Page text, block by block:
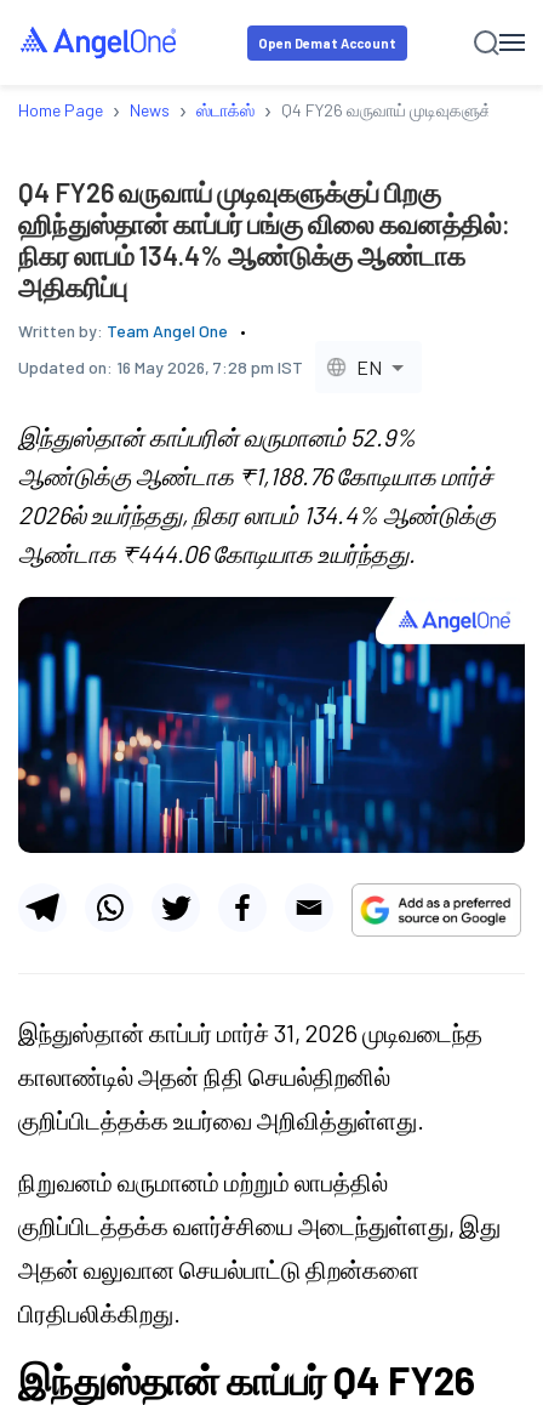
Open Demat Account
Home Page › News › ஸ்டாக்ஸ் › Q4 FY26 வருவாய் முடிவுகளுக்குப்
Q4 FY26 வருவாய் முடிவுகளுக்குப் பிறகு
ஹிந்துஸ்தான் காப்பர் பங்கு விலை கவனத்தில்:
நிகர லாபம் 134.4% ஆண்டுக்கு ஆண்டாக
அதிகரிப்பு
Written by: Team Angel One
Updated on: 16 May 2026, 7:28 pm IST EN
இந்துஸ்தான் காப்பரின் வருமானம் 52.9%
ஆண்டுக்கு ஆண்டாக ₹1,188.76 கோடியாக மார்ச்
2026ல் உயர்ந்தது, நிகர லாபம் 134.4% ஆண்டுக்கு
ஆண்டாக ₹444.06 கோடியாக உயர்ந்தது.
இந்துஸ்தான் காப்பர் மார்ச் 31, 2026 முடிவடைந்த
காலாண்டில் அதன் நிதி செயல்திறனில்
குறிப்பிடத்தக்க உயர்வை அறிவித்துள்ளது.
நிறுவனம் வருமானம் மற்றும் லாபத்தில்
குறிப்பிடத்தக்க வளர்ச்சியை அடைந்துள்ளது, இது
அதன் வலுவான செயல்பாட்டு திறன்களை
பிரதிபலிக்கிறது.
இந்துஸ்தான் காப்பர் Q4 FY26